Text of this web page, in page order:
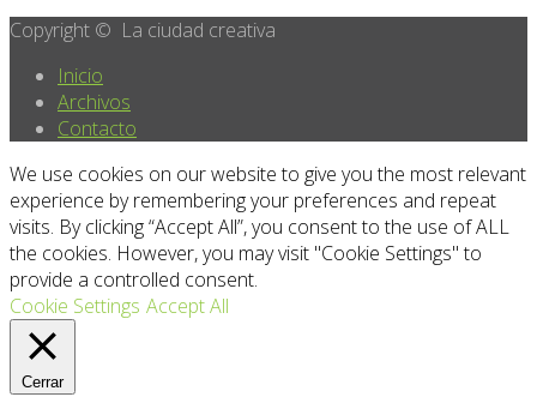
Copyright © La ciudad creativa
Inicio
Archivos
Contacto
We use cookies on our website to give you the most relevant
experience by remembering your preferences and repeat
visits. By clicking “Accept All”, you consent to the use of ALL
the cookies. However, you may visit "Cookie Settings" to
provide a controlled consent.
Cookie Settings Accept All
Cerrar